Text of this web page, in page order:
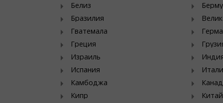
Белиз
Бразилия
Гватемала
Греция
Израиль
Испания
Камбоджа
Кипр
Китай